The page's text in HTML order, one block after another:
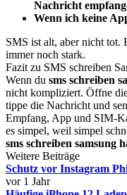
Nachricht
Wenn ich keine
SMS ist alt, aber nicht tot.
immer noch stark.
Fazit zu SMS schreiben
Wenn du sms schreiben
nicht kompliziert. Öffne
tippe die Nachricht und
Empfang, App und SIM-
es simpel, weil simpel
sms schreiben samsung
Weitere Beiträge
Schutz vor Instagram
vor 1 Jahr